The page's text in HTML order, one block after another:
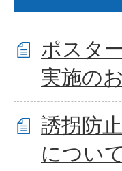
ポスタ
実施の
誘拐防
について